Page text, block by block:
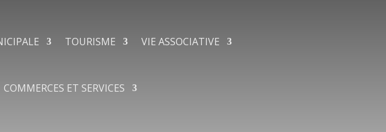
TOURISME VIE ASSOCIATIVE
COMMERCES ET SERVICES